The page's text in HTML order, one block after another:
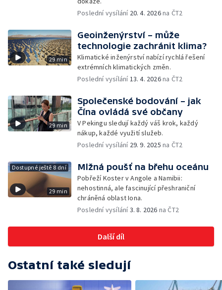
Poslední vysílání 20. 4. 2026na ČT2
29 min
Geoinženýrství – může
technologie zachránit klima?
Klimatické inženýrství nabízí rychlá řešení
extrémních klimatických změn.
Poslední vysílání13. 4. 2026na ČT2
29 min
Společenské bodování – jak
Čína ovládá své občany
V Pekingu sledují každý váš krok, každý
nákup, každé využití služeb.
Poslední vysílání 29. 9. 2025 na ČT2
Dostupné ještě 8 dní
29 min
Mlžná poušť na břehu oceánu
Pobřeží Koster v Angole a Namibii:
nehostinná, ale fascinující přeshraniční
chráněná oblast Iona.
Poslední vysílání3. 8. 2026 na ČT2
Další díl
Ostatní také sledují